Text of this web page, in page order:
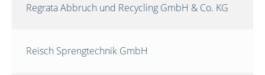
Regrata Abbruch und Recycling GmbH & Co. KG
Reisch Sprengtechnik GmbH